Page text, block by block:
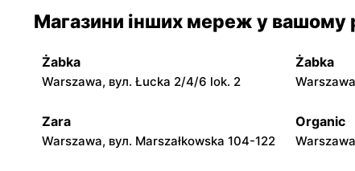
Dąbrówka, вул. Kościelna 7g
Dino Dino
Dino Dino
Магазини інших мереж у вашому
Żabka
Warszawa, вул. Łucka 2/4/6 lok. 2
Żabka
Zara
Warszawa, вул. Marszałkowska 104-122
Organic